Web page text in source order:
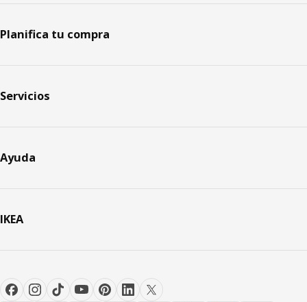
Planifica tu compra
Servicios
Ayuda
IKEA